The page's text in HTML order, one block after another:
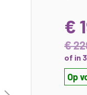
€
€
of in
Op